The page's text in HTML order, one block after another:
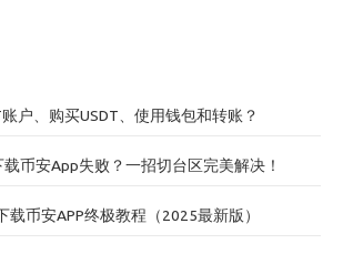
户、购买USDT、使用钱包和转账？
载币安App失败？一招切台区完美解决！
载币安APP终极教程（2025最新版）